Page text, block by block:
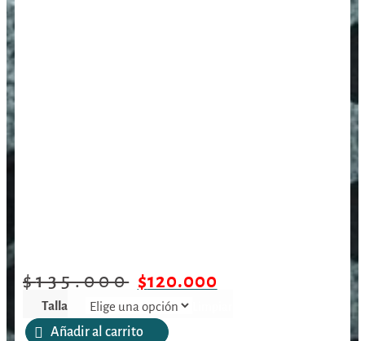
$135.000 $120.000
Talla
Añadir al carrito